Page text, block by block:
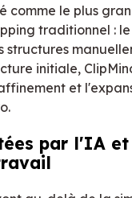
comme le plus
traditionnel :
initiale,
et
par l'IA et